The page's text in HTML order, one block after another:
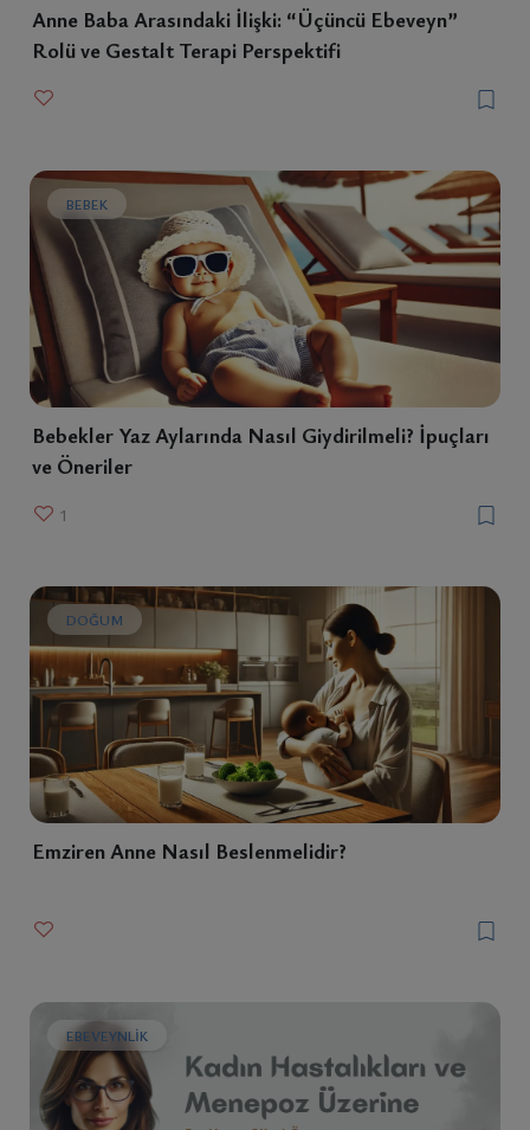
Anne Baba Arasındaki İlişki: “Üçüncü Ebeveyn”
Rolü ve Gestalt Terapi Perspektifi
BEBEK
Bebekler Yaz Aylarında Nasıl Giydirilmeli? İpuçları
ve Öneriler
1
DOĞUM
Emziren Anne Nasıl Beslenmelidir?
EBEVEYNLIK